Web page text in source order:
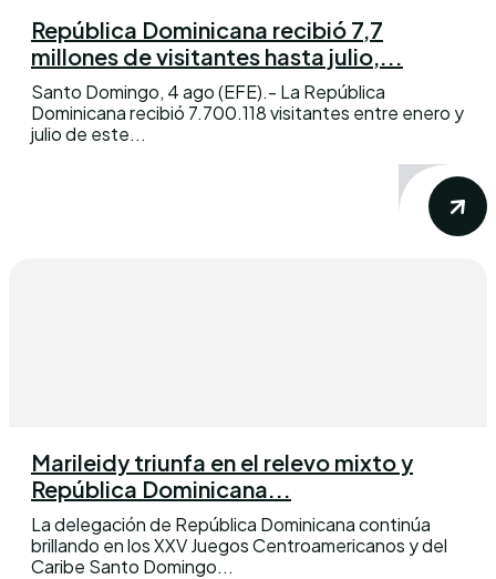
República Dominicana recibió 7,7
millones de visitantes hasta julio,...
Santo Domingo, 4 ago (EFE).- La República
Dominicana recibió 7.700.118 visitantes entre enero y
julio de este...
Marileidy triunfa en el relevo mixto y
República Dominicana...
La delegación de República Dominicana continúa
brillando en los XXV Juegos Centroamericanos y del
Caribe Santo Domingo...